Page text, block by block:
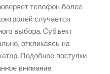
телефон более
случается
выбора. Субъект
откликаясь на
Подобное поступки
внимание.